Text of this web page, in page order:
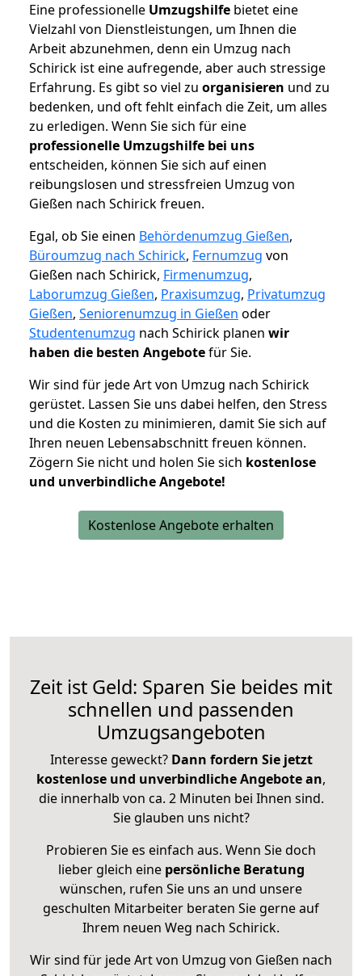
Eine professionelle Umzugshilfe bietet eine
Vielzahl von Dienstleistungen, um Ihnen die
Arbeit abzunehmen, denn ein Umzug nach
Schirick ist eine aufregende, aber auch stressige
Erfahrung. Es gibt so viel zu organisieren und zu
bedenken, und oft fehlt einfach die Zeit, um alles
zu erledigen. Wenn Sie sich für eine
professionelle Umzugshilfe bei uns
entscheiden, können Sie sich auf einen
reibungslosen und stressfreien Umzug von
Gießen nach Schirick freuen.
Egal, ob Sie einen Behördenumzug Gießen,
Büroumzug nach Schirick, Fernumzug von
Gießen nach Schirick, Firmenumzug,
Laborumzug Gießen, Praxisumzug, Privatumzug
Gießen, Seniorenumzug in Gießen oder
Studentenumzug nach Schirick planen wir
haben die besten Angebotefür Sie.
Wir sind für jede Art von Umzug nach Schirick
gerüstet. Lassen Sie uns dabei helfen, den Stress
und die Kosten zu minimieren, damit Sie sich auf
Ihren neuen Lebensabschnitt freuen können.
Zögern Sie nicht und holen Sie sich kostenlose
und unverbindliche Angebote!
Kostenlose Angebote erhalten
Zeit ist Geld: Sparen Sie beides mit
schnellen und passenden
Umzugsangeboten
Interesse geweckt? Dann fordern Sie jetzt
kostenlose und unverbindliche Angebote an,
die innerhalb von ca. 2 Minuten bei Ihnen sind.
Sie glauben uns nicht?
Probieren Sie es einfach aus. Wenn Sie doch
lieber gleich eine persönliche Beratung
wünschen, rufen Sie uns an und unsere
geschulten Mitarbeiter beraten Sie gerne auf
Ihrem neuen Weg nach Schirick.
Wir sind für jede Art von Umzug von Gießen nach